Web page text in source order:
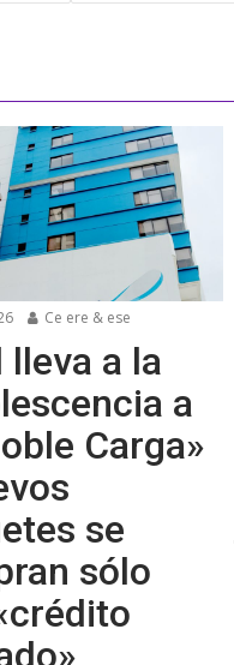
Ce ere & ese
lleva a la
a
Carga»
se
sólo